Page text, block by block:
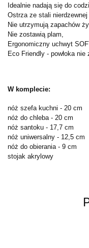
Idealnie nadają się do
Ostrza ze stali nierdzewnej
Nie utrzymują zapachów
Nie zostawią plam,
Ergonomiczny uchwyt
Eco Friendly - powłoka
W komplecie:
nóż szefa kuchni - 20 cm
nóż do chleba - 20 cm
nóż santoku - 17,7 cm
nóż uniwersalny - 12,5 cm
nóż do obierania - 9 cm
stojak akrylowy